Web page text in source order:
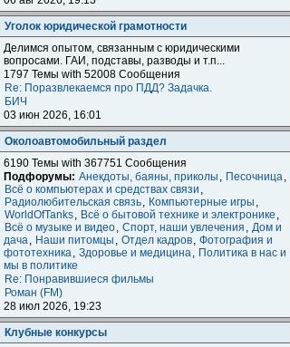
Уголок юридической грамотности
Делимся опытом, связанным с юридическими
вопросами. ГАИ, подставы, разводы и т.п...
1797 Темы with 52008 Сообщения
Re: Поразвлекаемся про ПДД? Задачка.
БИЧ
03 июн 2026, 16:01
Околоавтомобильный раздел
6190 Темы with 367751 Сообщения
Подфорумы: Анекдоты, баяны, приколы , Песочница,
Всё о компьютерах и средствах связи ,
Радиолюбительская связь, Компьютерные игры ,
WorldOfTanks, Всё о бытовой технике и электронике ,
Всё о музыке и видео, Спорт, наши увлечения , Дом и
дача, Наши питомцы , Отдел кадров, Фотография и
фототехника, Здоровье и медицина, Политика в нас и
мы в политике
Re: Понравившиеся фильмы
Роман (FM)
28 июл 2026, 19:23
Клубные конкурсы